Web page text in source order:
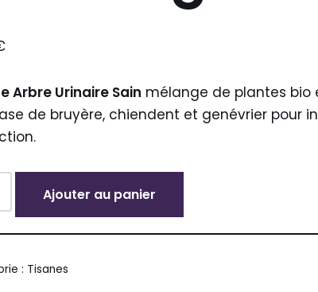
Arbre Urinaire Sain mélange de plantes bio
de bruyère, chiendent et genévrier pour
Ajouter au panier
: Tisanes